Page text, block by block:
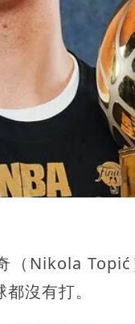
（Nikola
沒有打。